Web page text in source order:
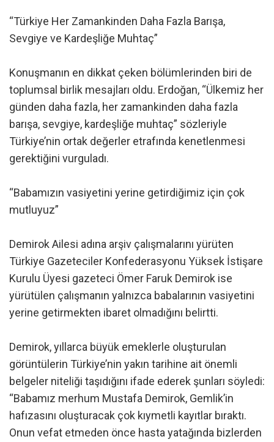
“Türkiye Her Zamankinden Daha Fazla Barışa,
Sevgiye ve Kardeşliğe Muhtaç”
Konuşmanın en dikkat çeken bölümlerinden biri de
toplumsal birlik mesajları oldu. Erdoğan, “Ülkemiz her
günden daha fazla, her zamankinden daha fazla
barışa, sevgiye, kardeşliğe muhtaç” sözleriyle
Türkiye’nin ortak değerler etrafında kenetlenmesi
gerektiğini vurguladı.
“Babamızın vasiyetini yerine getirdiğimiz için çok
mutluyuz”
Demirok Ailesi adına arşiv çalışmalarını yürüten
Türkiye Gazeteciler Konfederasyonu Yüksek İstişare
Kurulu Üyesi gazeteci Ömer Faruk Demirok ise
yürütülen çalışmanın yalnızca babalarının vasiyetini
yerine getirmekten ibaret olmadığını belirtti.
Demirok, yıllarca büyük emeklerle oluşturulan
görüntülerin Türkiye’nin yakın tarihine ait önemli
belgeler niteliği taşıdığını ifade ederek şunları söyledi:
“Babamız merhum Mustafa Demirok, Gemlik’in
hafızasını oluşturacak çok kıymetli kayıtlar bıraktı.
Onun vefat etmeden önce hasta yatağında bizlerden